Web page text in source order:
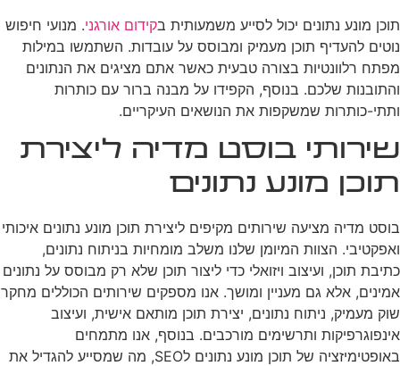
תוכן מונע נתונים יכול לסייע משמעותית בקידום אורגני. מנועי חיפוש
נוטים להעדיף תוכן מעמיק ומבוסס על עובדות. השתמשו במילות
מפתח רלוונטיות בצורה טבעית כאשר אתם מציגים את הנתונים
והתובנות שלכם. בנוסף, הקפידו על מבנה ברור עם כותרות
ותתי-כותרות שמשקפות את הנושאים העיקריים.
שירותי בוסט מדיה ליצירת
תוכן מונע נתונים
בוסט מדיה מציעה שירותים מקיפים ליצירת תוכן מונע נתונים איכותי
ואפקטיבי. הצוות המיומן שלנו משלב מומחיות בניתוח נתונים,
כתיבת תוכן, ועיצוב ויזואלי כדי ליצור תוכן שלא רק מבוסס על נתונים
אמינים, אלא גם מעניין ומושך. אנו מספקים שירותים הכוללים מחקר
שוק מעמיק, ניתוח נתונים, יצירת תוכן מותאם אישית, ועיצוב
אינפוגרפיקות ותרשימים מורכבים. בנוסף, אנו מתמחים
באופטימיזציה של תוכן מונע נתונים לSEO, מה שמסייע להגדיל את